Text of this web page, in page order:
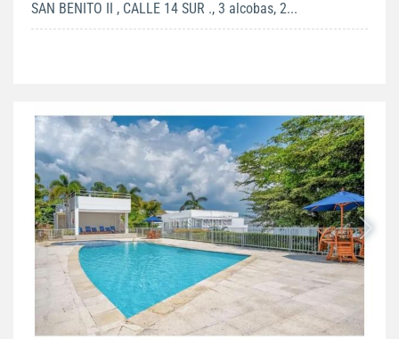
SAN BENITO II , CALLE 14 SUR ., 3 alcobas, 2...